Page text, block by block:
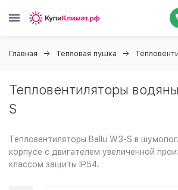
Главная Тепловая пушка
Тепловентиляторы
S
Тепловентиляторы Ballu W3-S в
корпусе с двигателем увеличенной
классом защиты IP54.